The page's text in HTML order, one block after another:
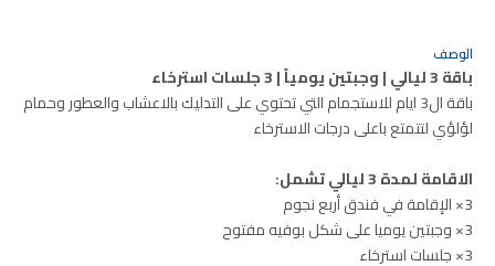
الوصف
باقة 3 ليالي | وجبتين يومياً | 3 جلسات استرخاء
باقة ال3 ايام للاستجمام التي تحتوي على التدليك بالاعشاب والعطور وحمام
لؤلؤي لتتمتع باعلى درجات الاسترخاء
الاقامة لمدة 3 ليالي تشمل:
3× الإقامة في فندق أربع نجوم
3× وجبتين يوميا على شكل بوفيه مفتوح
3× جلسات استرخاء